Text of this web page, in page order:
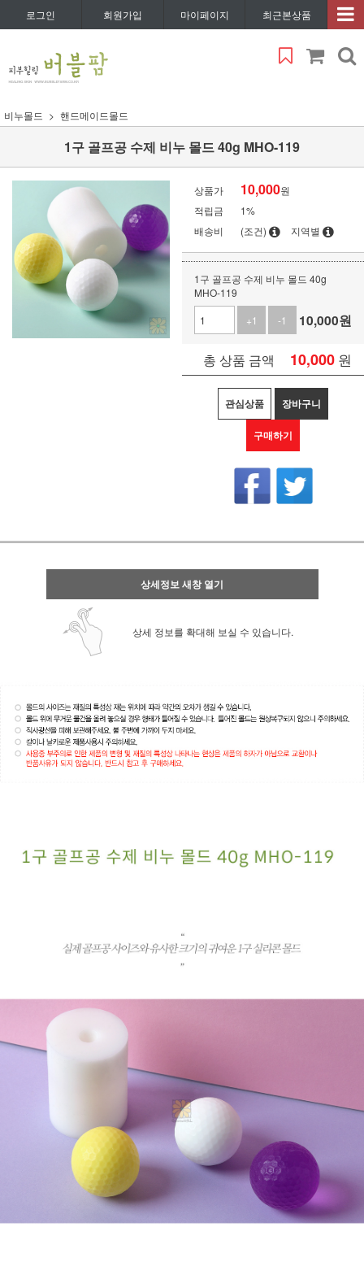
로그인 회원가입 마이페이지 최근본상품
비누몰드 핸드메이드몰드
1구 골프공 수제 비누 몰드 40g MHO-119
상품가 10,000원
적립금
1%
배송비
(조건) 지역별
1구 골프공 수제 비누 몰드 40g
MHO-119
+1
-1 10,000원
총 상품 금액 10,000 원
관심상품 장바구니
구매하기
상세정보 새창 열기
상세 정보를 확대해 보실 수 있습니다.